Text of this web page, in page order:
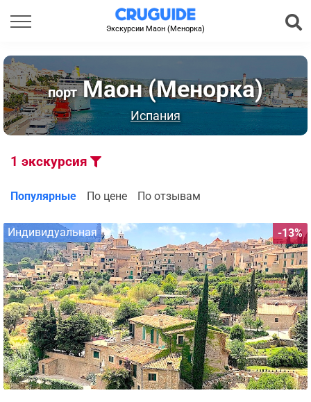
Экскурсии Маон (Менорка)
портМаон (Менорка)
Испания
1 экскурсия
Популярные По цене По отзывам
-13%
Индивидуальная